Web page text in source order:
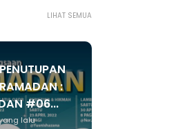
LIHAT SEMUA
:
#06...
lalu